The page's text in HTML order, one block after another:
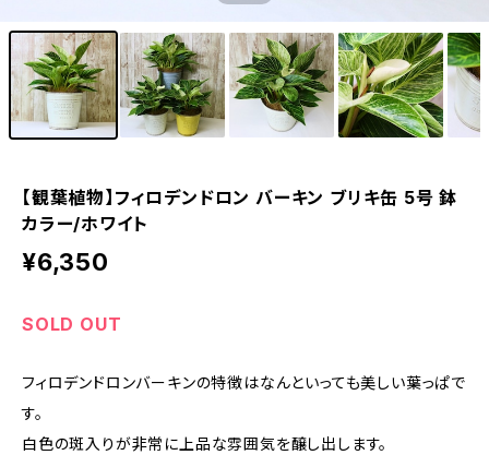
【観葉植物】フィロデンドロン バーキン ブリキ缶 5号 鉢
カラー/ホワイト
¥6,350
SOLD OUT
フィロデンドロンバーキンの特徴はなんといっても美しい葉っぱで
す。
白色の斑入りが非常に上品な雰囲気を醸し出します。